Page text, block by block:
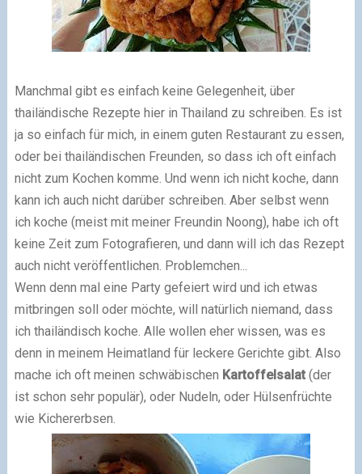
Manchmal gibt es einfach keine Gelegenheit, über
thailändische Rezepte hier in Thailand zu schreiben. Es ist
ja so einfach für mich, in einem guten Restaurant zu essen,
oder bei thailändischen Freunden, so dass ich oft einfach
nicht zum Kochen komme. Und wenn ich nicht koche, dann
kann ich auch nicht darüber schreiben. Aber selbst wenn
ich koche (meist mit meiner Freundin Noong), habe ich oft
keine Zeit zum Fotografieren, und dann will ich das Rezept
auch nicht veröffentlichen. Problemchen...
Wenn denn mal eine Party gefeiert wird und ich etwas
mitbringen soll oder möchte, will natürlich niemand, dass
ich thailändisch koche. Alle wollen eher wissen, was es
denn in meinem Heimatland für leckere Gerichte gibt. Also
mache ich oft meinen schwäbischen Kartoffelsalat(der
ist schon sehr populär), oder Nudeln, oder Hülsenfrüchte
wie Kichererbsen.